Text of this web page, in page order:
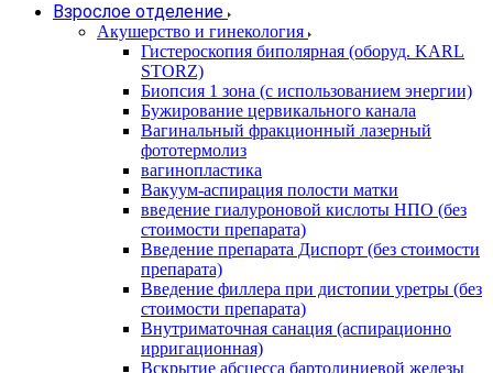
Взрослое отделение
Акушерство и гинекология
Гистероскопия биполярная (оборуд. KARL
STORZ)
Биопсия 1 зона (с использованием энергии)
Бужирование цервикального канала
Вагинальный фракционный лазерный
фототермолиз
вагинопластика
Вакуум-аспирация полости матки
введение гиалуроновой кислоты НПО (без
стоимости препарата)
Введение препарата Диспорт (без стоимости
препарата)
Введение филлера при дистопии уретры (без
стоимости препарата)
Внутриматочная санация (аспирационно
ирригационная)
Вскрытие абсцесса бартолиниевой железы